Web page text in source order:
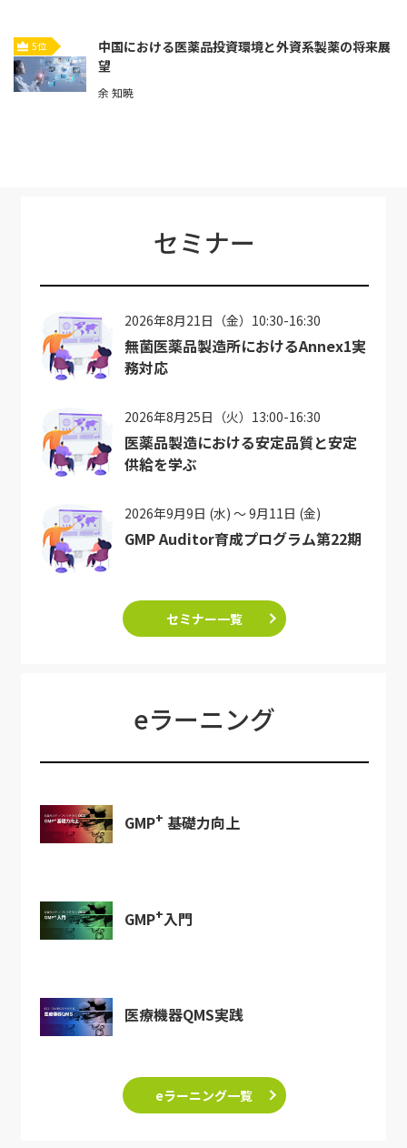
5位
中国における医薬品投資環境と外資系製薬の将来展
望
余 知暁
セミナー
2026年8月21日（金）10:30-16:30
無菌医薬品製造所におけるAnnex1実
務対応
2026年8月25日（火）13:00-16:30
医薬品製造における安定品質と安定
供給を学ぶ
2026年9月9日 (水) ～ 9月11日 (金)
GMP Auditor育成プログラム第22期
セミナー一覧
eラーニング
GMP+ 基礎力向上
GMP+入門
医療機器QMS実践
eラーニング一覧